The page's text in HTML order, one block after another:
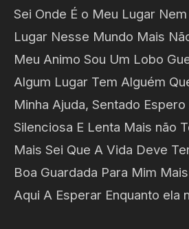
Sei Onde É o Meu Lugar
Lugar Nesse Mundo Mais
Meu Animo Sou Um Lobo
Algum Lugar Tem Alguém
Minha Ajuda, Sentado
Silenciosa E Lenta Mais não
Mais Sei Que A Vida Deve
Boa Guardada Para Mim
Aqui A Esperar Enquanto ela